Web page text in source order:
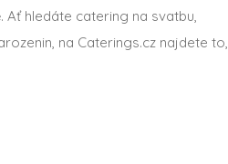
Ať hledáte catering na svatbu,
na Caterings.cz najdete to,